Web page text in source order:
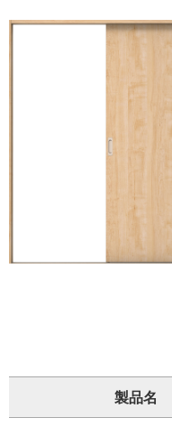
製品名